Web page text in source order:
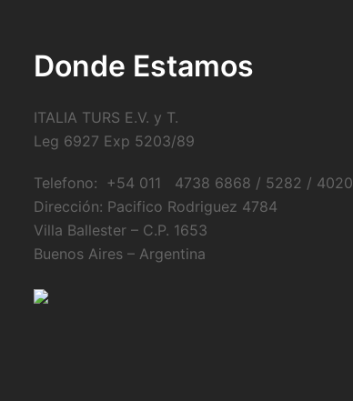
Donde Estamos
ITALIA TURS E.V. y T.
Leg 6927 Exp 5203/89
Telefono: +54 011 4738 6868 / 5282 / 4020
Dirección: Pacifico Rodriguez 4784
Villa Ballester – C.P. 1653
Buenos Aires – Argentina